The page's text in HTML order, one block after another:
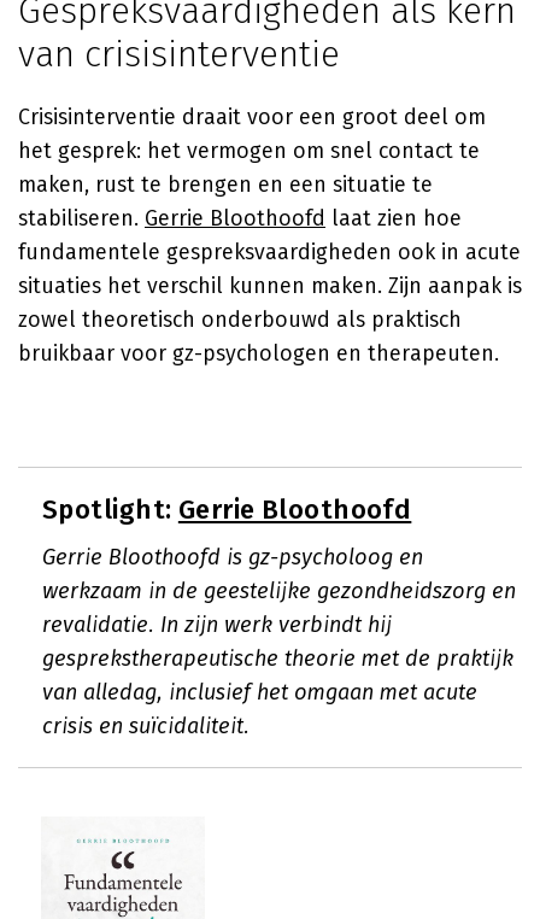
Gespreksvaardigheden als kern
van crisisinterventie
Crisisinterventie draait voor een groot deel om
het gesprek: het vermogen om snel contact te
maken, rust te brengen en een situatie te
stabiliseren. Gerrie Bloothoofd laat zien hoe
fundamentele gespreksvaardigheden ook in acute
situaties het verschil kunnen maken. Zijn aanpak is
zowel theoretisch onderbouwd als praktisch
bruikbaar voor gz-psychologen en therapeuten.
Spotlight: Gerrie Bloothoofd
Gerrie Bloothoofd is gz-psycholoog en
werkzaam in de geestelijke gezondheidszorg en
revalidatie. In zijn werk verbindt hij
gesprekstherapeutische theorie met de praktijk
van alledag, inclusief het omgaan met acute
crisis en suïcidaliteit.